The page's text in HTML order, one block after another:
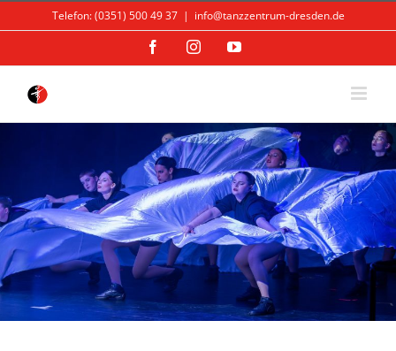
to
Telefon: (0351) 500 49 37 | info@tanzzentrum-dresden.de
FacebookInstagramYouTube